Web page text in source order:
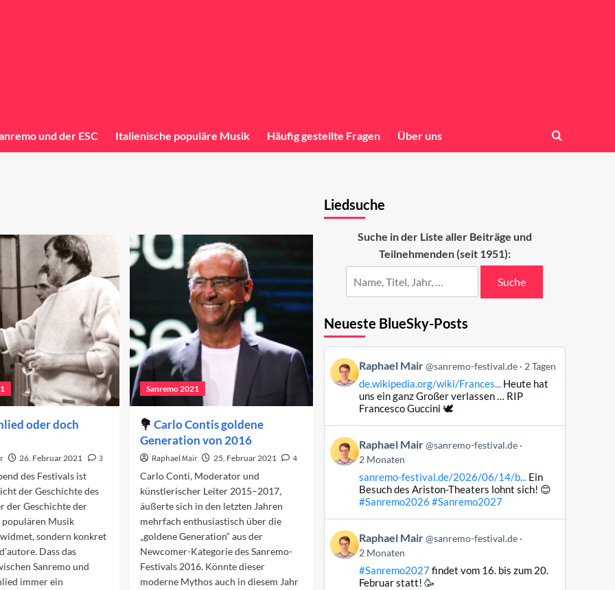
und der ESC Italienische populäre Musik Häufig gestellte Fragen Über uns
oder doch
26. Februar 2021
3
des Festivals ist
der Geschichte des
der Geschichte der
Musik
sondern konkret
Dass das
Sanremo und
immer ein
Sanremo 2021
Carlo Contis goldene
Generation von 2016
Raphael Mair 25. Februar 2021
4
Carlo Conti, Moderator und
künstlerischer Leiter 2015–2017,
äußerte sich in den letzten Jahren
mehrfach enthusiastisch über die
„goldene Generation“ aus der
Newcomer-Kategorie des Sanremo-
Festivals 2016. Könnte dieser
moderne Mythos auch in diesem Jahr
Liedsuche
Suche in der Liste aller Beiträge und
Teilnehmenden (seit 1951):
Suche
Neueste BlueSky-Posts
Beitrag
von
Raphael
ansehen
Raphael Mair @sanremo-festival.de 2 Tagen
de.wikipedia.org/wiki/Frances...Heute hat
uns ein ganz Großer verlassen … RIP
Francesco Guccini 🕊️
Beitrag
von
Raphael
Raphael Mair @sanremo-festival.de
2 Monaten
sanremo-festival.de/2026/06/14/b...Ein
Besuch des Ariston-Theaters lohnt sich! 😊
#Sanremo2026 #Sanremo2027
Beitrag
von
Raphael
Raphael Mair @sanremo-festival.de
2 Monaten
#Sanremo2027findet vom 16. bis zum 20.
Februar statt! 🥳